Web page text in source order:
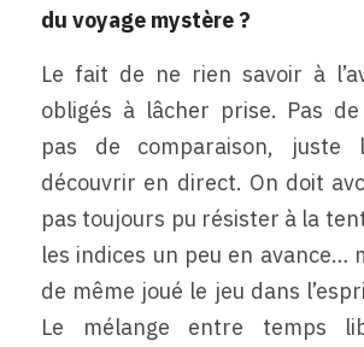
du voyage mystère ?
Le fait de ne rien savoir à
obligés à lâcher prise. Pas
pas de comparaison, juste
découvrir en direct. On doit
pas toujours pu résister à la
les indices un peu en avance…
de même joué le jeu dans
Le mélange entre temps